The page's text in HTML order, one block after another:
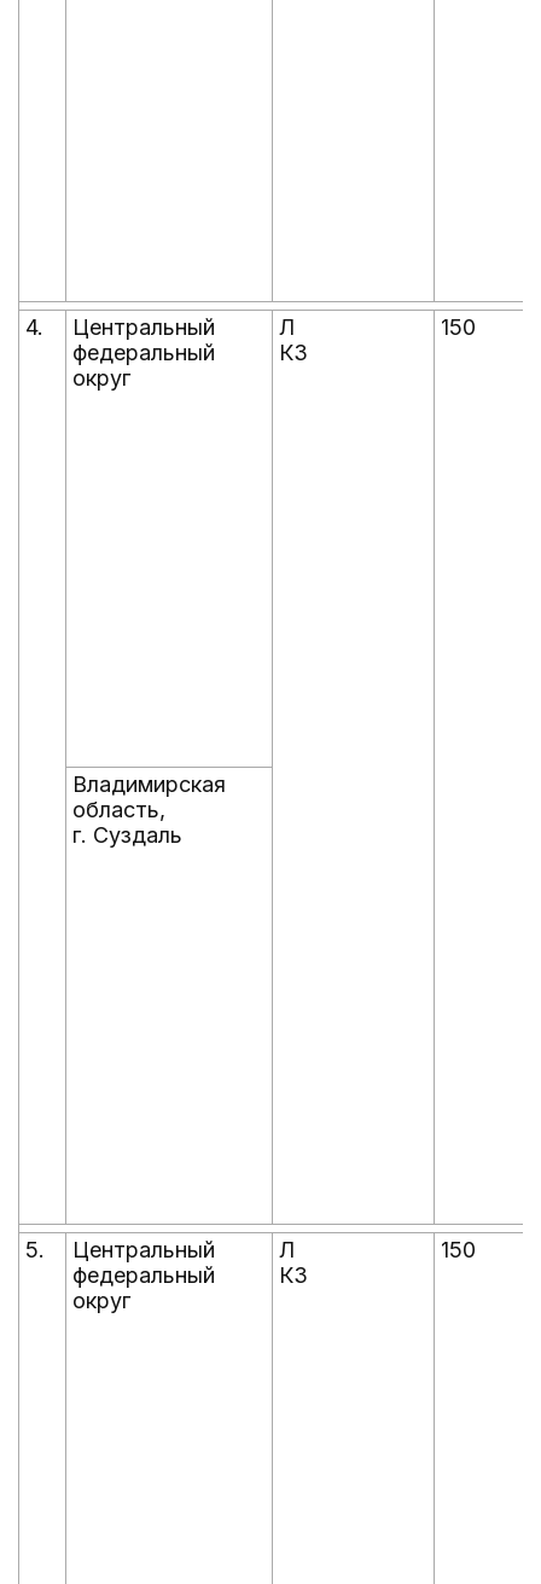
4.
Центральный
федеральный
округ
Л
КЗ
150
Владимирская
область,
г. Суздаль
5.
Центральный
федеральный
округ
Л
КЗ
150